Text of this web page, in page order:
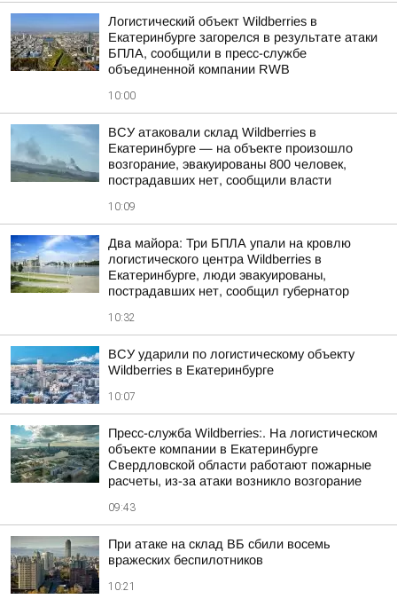
Логистический объект Wildberries в
Екатеринбурге загорелся в результате атаки
БПЛА, сообщили в пресс-службе
объединенной компании RWB
10:00
ВСУ атаковали склад Wildberries в
Екатеринбурге — на объекте произошло
возгорание, эвакуированы 800 человек,
пострадавших нет, сообщили власти
10:09
Два майора: Три БПЛА упали на кровлю
логистического центра Wildberries в
Екатеринбурге, люди эвакуированы,
пострадавших нет, сообщил губернатор
10:32
ВСУ ударили по логистическому объекту
Wildberries в Екатеринбурге
10:07
Пресс-служба Wildberries:. На логистическом
объекте компании в Екатеринбурге
Свердловской области работают пожарные
расчеты, из-за атаки возникло возгорание
09:43
При атаке на склад ВБ сбили восемь
вражеских беспилотников
10:21